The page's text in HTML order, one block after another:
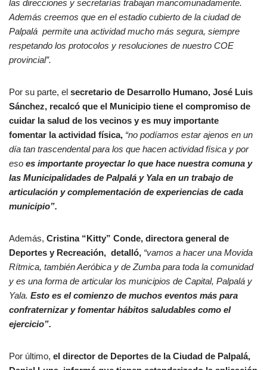
las direcciones y secretarías trabajan mancomunadamente.
Además creemos que en el estadio cubierto de la ciudad de
Palpalá permite una actividad mucho más segura, siempre
respetando los protocolos y resoluciones de nuestro COE
provincial”.
Por su parte, el secretario de Desarrollo Humano, José Luis
Sánchez, recalcó que el Municipio tiene el compromiso de
cuidar la salud de los vecinos y es muy importante
fomentar la actividad física, “no podíamos estar ajenos en un
día tan trascendental para los que hacen actividad física y por
eso es importante proyectar lo que hace nuestra comuna y
las Municipalidades de Palpalá y Yala en un trabajo de
articulación y complementación de experiencias de cada
municipio”.
Además, Cristina “Kitty” Conde, directora general de
Deportes y Recreación, detalló, “vamos a hacer una Movida
Rítmica, también Aeróbica y de Zumba para toda la comunidad
y es una forma de articular los municipios de Capital, Palpalá y
Yala. Esto es el comienzo de muchos eventos más para
confraternizar y fomentar hábitos saludables como el
ejercicio”.
Por último, el director de Deportes de la Ciudad de Palpalá,